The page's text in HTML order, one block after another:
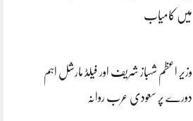
میں کامیاب
وزیر اعظم شہباز شریف اور فیلڈ مارشل اہم
دورے پر سعودی عرب روانہ